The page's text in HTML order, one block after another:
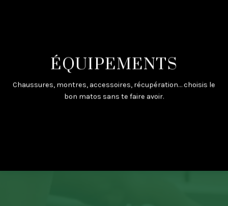
ÉQUIPEMENTS
Chaussures, montres, accessoires, récupération… choisis le
bon matos sans te faire avoir.